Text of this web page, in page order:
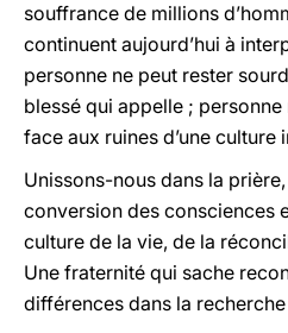
souffrance de millions
continuent aujourd’hui à
personne ne peut rester
blessé qui appelle ;
face aux ruines d’une
Unissons-nous dans la
conversion des consciences
culture de la vie, de la
Une fraternité qui sache
différences dans la